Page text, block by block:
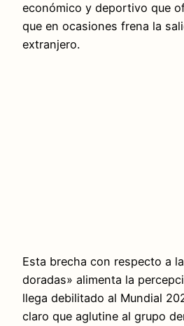
económico y deportivo que
que en ocasiones frena la
extranjero.
Esta brecha con respecto a
doradas» alimenta la
llega debilitado al Mundial
claro que aglutine al grupo